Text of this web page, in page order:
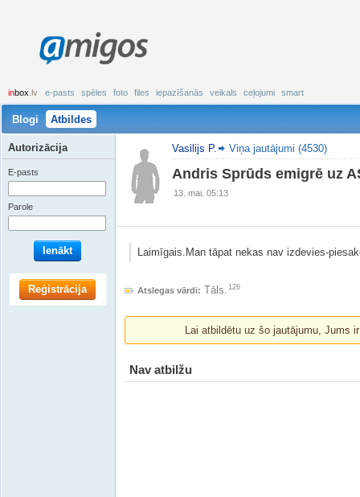
amigos
inbox .lv e-pasts spēles foto files iepazīšanās veikals ceļojumi smart
Blogi Atbildes
Vasilijs P. Viņa jautājumi (4530)
Andris Sprūds emigrē uz
13. mai. 05:13
Laimīgais.Man tāpat nekas nav izdevies-
Atslegas vārdi: Tāls. 126
Lai atbildētu uz šo jautājumu, Jums
Nav atbilžu
Autorizācija
E-pasts
Parole
Ienākt
Reģistrācija